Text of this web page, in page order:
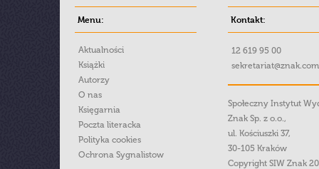
Menu:
Aktualności
Książki
Autorzy
O nas
Księgarnia
Poczta literacka
Polityka cookies
Ochrona Sygnalistow
Kontakt:
12 619 95 00
Społeczny Instytut
Znak Sp. z o.o.,
ul. Kościuszki 37,
30-105 Kraków
Copyright SIW Znak